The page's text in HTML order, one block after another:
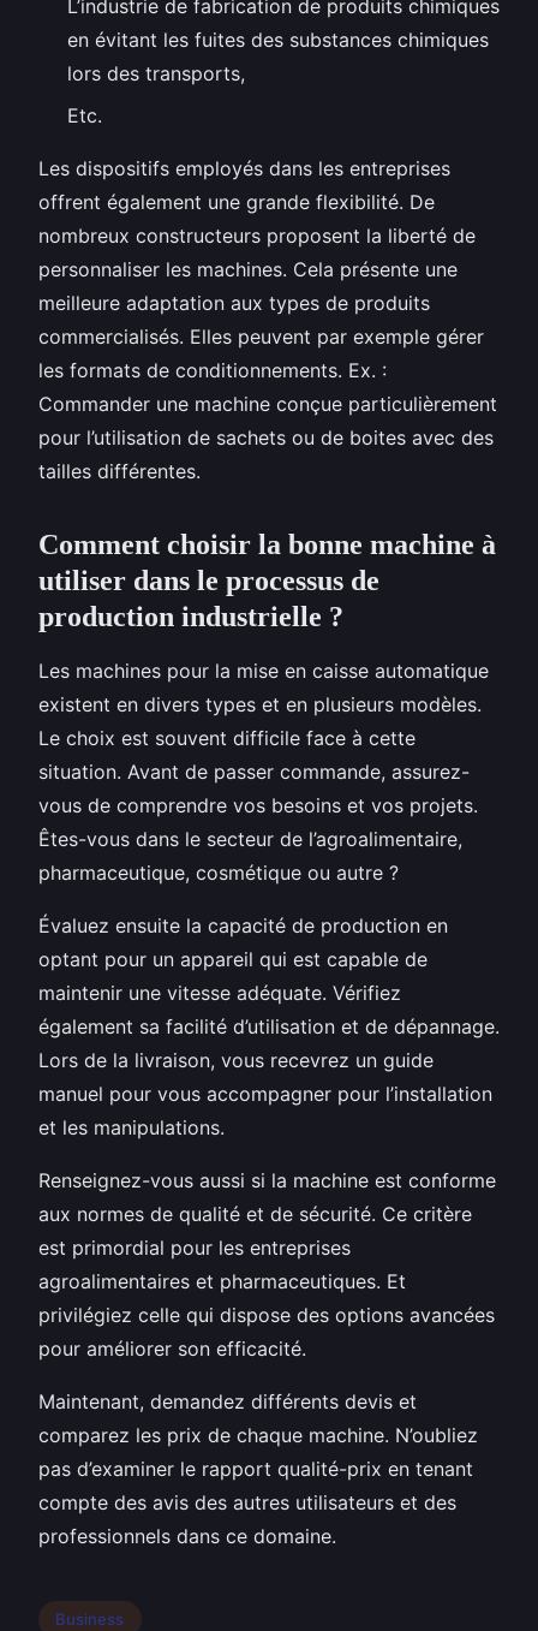
L’industrie de fabrication de produits chimiques
en évitant les fuites des substances chimiques
lors des transports,
Etc.
Les dispositifs employés dans les entreprises
offrent également une grande flexibilité. De
nombreux constructeurs proposent la liberté de
personnaliser les machines. Cela présente une
meilleure adaptation aux types de produits
commercialisés. Elles peuvent par exemple gérer
les formats de conditionnements. Ex. :
Commander une machine conçue particulièrement
pour l’utilisation de sachets ou de boites avec des
tailles différentes.
Comment choisir la bonne machine à
utiliser dans le processus de
production industrielle ?
Les machines pour la mise en caisse automatique
existent en divers types et en plusieurs modèles.
Le choix est souvent difficile face à cette
situation. Avant de passer commande, assurez-
vous de comprendre vos besoins et vos projets.
Êtes-vous dans le secteur de l’agroalimentaire,
pharmaceutique, cosmétique ou autre ?
Évaluez ensuite la capacité de production en
optant pour un appareil qui est capable de
maintenir une vitesse adéquate. Vérifiez
également sa facilité d’utilisation et de dépannage.
Lors de la livraison, vous recevrez un guide
manuel pour vous accompagner pour l’installation
et les manipulations.
Renseignez-vous aussi si la machine est conforme
aux normes de qualité et de sécurité. Ce critère
est primordial pour les entreprises
agroalimentaires et pharmaceutiques. Et
privilégiez celle qui dispose des options avancées
pour améliorer son efficacité.
Maintenant, demandez différents devis et
comparez les prix de chaque machine. N’oubliez
pas d’examiner le rapport qualité-prix en tenant
compte des avis des autres utilisateurs et des
professionnels dans ce domaine.
Business